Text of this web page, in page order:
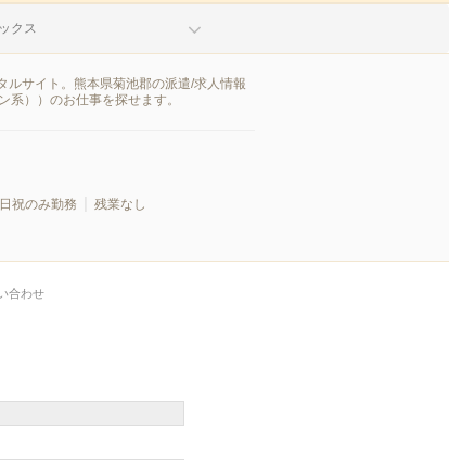
クス
サイト。熊本県菊池郡の派遣/求人情報
））のお仕事を探せます。
祝のみ勤務
残業なし
合わせ